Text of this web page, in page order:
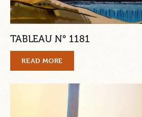
TABLEAU N° 1181
READ MORE